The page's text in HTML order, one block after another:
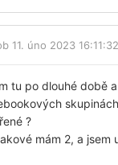
11. úno 2023 16:11:32
tu po dlouhé době
?
mám 2, a jsem